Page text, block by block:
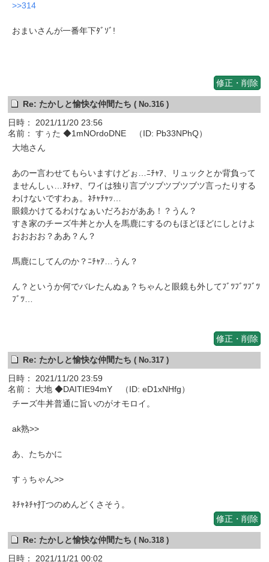
>>314
おまいさんが一番年下ﾀﾞｿﾞ!
修正・削除
Re: たかしと愉快な仲間たち( No.316 )
日時： 2021/11/20 23:56
名前： すぅた ◆1mNOrdoDNE （ID: Pb33NPhQ）
大地さん
あのー言わせてもらいますけどぉ…ﾆﾁｬｱ、リュックとか背負って
ませんしぃ…ﾇﾁｬｱ、ワイは独り言ブツブツブツブツ言ったりする
わけないですわぁ。ﾈﾁｬﾁｬｯ…
眼鏡かけてるわけなぁいだろおがああ！？うん？
すき家のチーズ牛丼とか人を馬鹿にするのもほどほどにしとけよ
おおおお？ああ？ん？
馬鹿にしてんのか？ﾆﾁｬｱ…うん？
ん？というか何でバレたんぬぁ？ちゃんと眼鏡も外してﾌﾞﾂﾌﾞﾂﾌﾞﾂ
ﾌﾞﾂ…
修正・削除
Re: たかしと愉快な仲間たち( No.317 )
日時： 2021/11/20 23:59
名前： 大地 ◆DAITIE94mY （ID: eD1xNHfg）
チーズ牛丼普通に旨いのがオモロイ。
ak熟>>
あ、たちかに
すぅちゃん>>
ﾈﾁｬﾈﾁｬ打つのめんどくさそう。
修正・削除
Re: たかしと愉快な仲間たち( No.318 )
日時： 2021/11/21 00:02